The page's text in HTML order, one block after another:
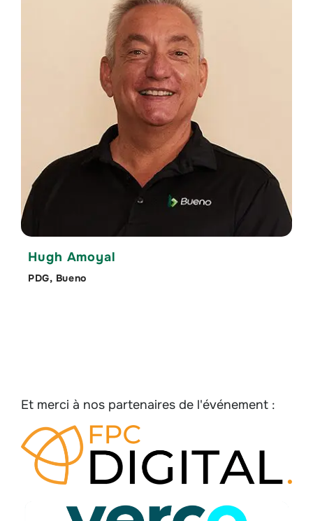
Hugh Amoyal
PDG, Bueno
Et merci à nos partenaires de l'événement :